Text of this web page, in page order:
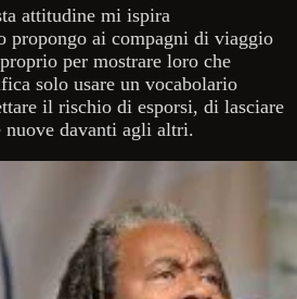
attitudine mi ispira
propongo ai compagni di viaggio
per mostrare loro che
solo usare un vocabolario
il rischio di esporsi, di lasciare
nuove davanti agli altri.